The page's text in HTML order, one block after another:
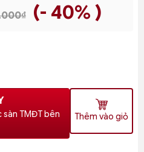
(- 40% )
sàn TMĐT bên
Thêm vào giỏ